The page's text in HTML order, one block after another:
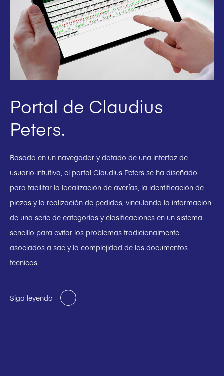
Portal de Claudius
Peters.
Basado en un navegador y dotado de una interfaz de
usuario intuitiva, el portal Claudius Peters se ha diseñado
para facilitar la localización de averías, la identificación de
piezas y la realización de pedidos, vinculando la información
de una serie de categorías y clasificaciones en un sistema
sencillo para evitar los problemas tradicionalmente
asociados a sae y la complejidad de los documentos
técnicos.
Siga leyendo